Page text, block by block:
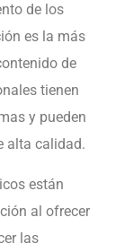
de los
es la más
de
tienen
y pueden
alta calidad.
están
al ofrecer
las